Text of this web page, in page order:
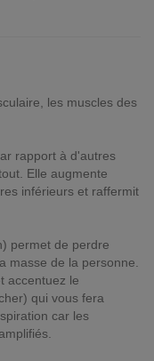
les muscles des
rapport à d'autres
Elle augmente
inférieurs et raffermit
permet de perdre
masse de la personne.
accentuez le
qui vous fera
car les